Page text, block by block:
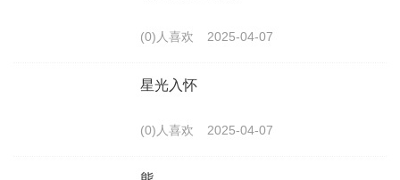
(0)人喜欢 2025-04-07
星光入怀
(0)人喜欢 2025-04-07